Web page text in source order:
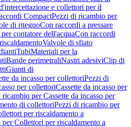
e collettori per il
CompactPezzi di ricambio per
di ritegnoCon raccordi a pressare
contatore dell'acquaCon raccordi
Valvole di sfiato
TubiMateriali per la
Bande perimetraliNastri adesiviClip di
Giunti di
da incasso per collettoriPezzi di
per collettoriCassette da incasso per
per Cassette da incasso per
di collettoriPezzi di ricambio per
per riscaldamento a
Collettori per riscaldamento a